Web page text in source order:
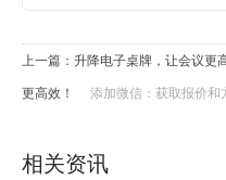
上一篇：升降电子桌牌，让会议更
更高效！ 添加微信：获取报价和
相关资讯